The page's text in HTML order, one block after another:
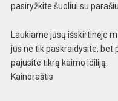
pasiryžkite šuoliui su
Laukiame jūsų išskirtinėje
jūs ne tik paskraidysite, bet
pajusite tikrą kaimo idiliją.
Kainoraštis